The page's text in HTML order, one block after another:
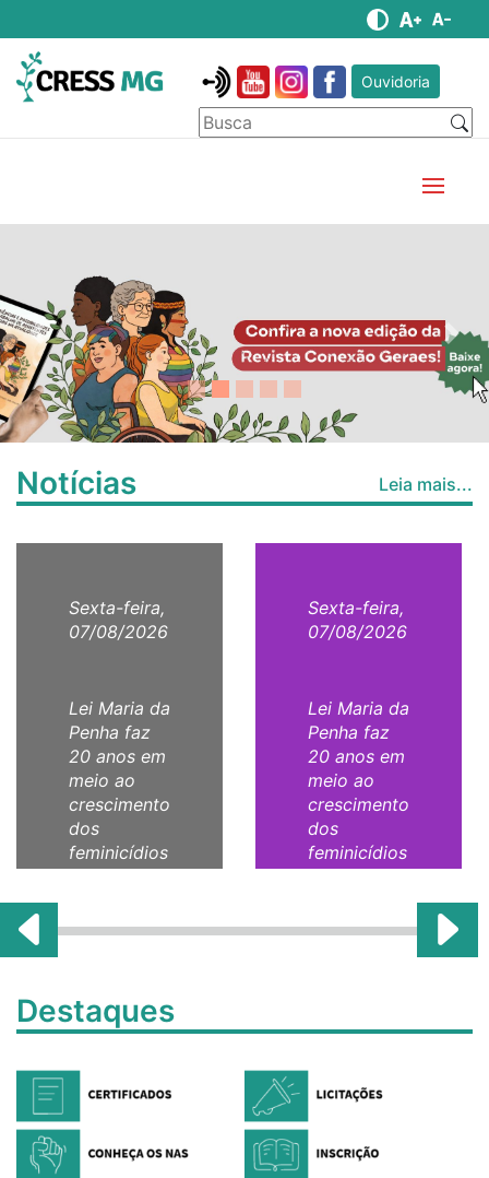
Ouvidoria
Anterior
Notícias Leia mais...
Sexta-feira,
07/08/2026
Lei Maria da
Penha faz
20 anos em
meio ao
crescimento
dos
feminicídios
Sexta-feira,
07/08/2026
Lei Maria da
Penha faz
20 anos em
meio ao
crescimento
dos
feminicídios
Destaques